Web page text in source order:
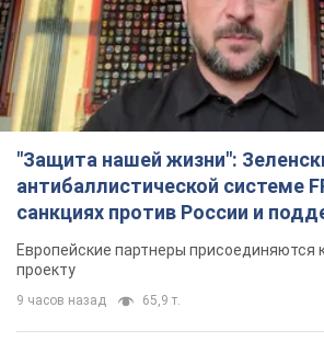
"Защита нашей жизни":
антибаллистической системе
санкциях против России и
Видео
Европейские партнеры присоединяются
проекту
9 часов назад 65,9 т.